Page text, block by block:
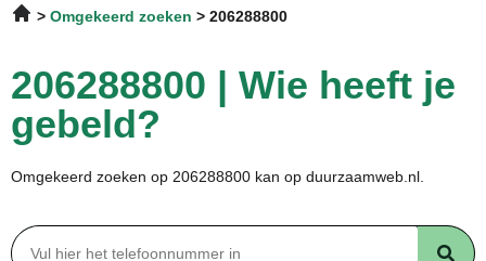
Omgekeerd zoeken 206288800
206288800 | Wie heeft je
gebeld?
Omgekeerd zoeken op 206288800 kan op duurzaamweb.nl.